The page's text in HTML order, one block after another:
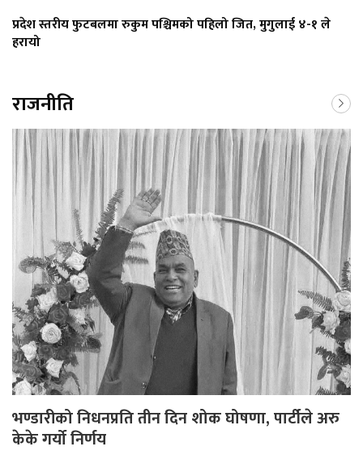
प्रदेश स्तरीय फुटबलमा रुकुम पश्चिमको पहिलो जित, मुगुलाई ४-१ ले
हरायो
राजनीति
भण्डारीको निधनप्रति तीन दिन शोक घोषणा, पार्टीले अरु
केके गर्यो निर्णय